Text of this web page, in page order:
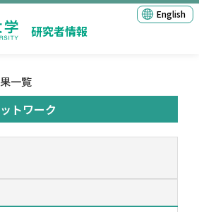
研究者情報
English
一覧
トワーク